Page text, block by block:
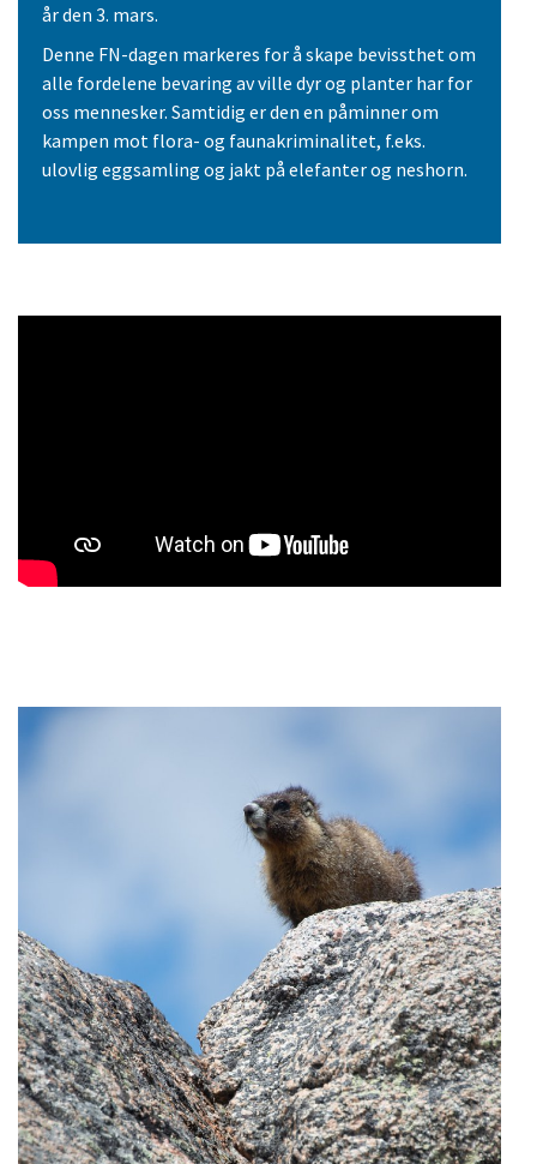
år den 3. mars.
Denne FN-dagen markeres for å skape bevissthet om
alle fordelene bevaring av ville dyr og planter har for
oss mennesker. Samtidig er den en påminner om
kampen mot flora- og faunakriminalitet, f.eks.
ulovlig eggsamling og jakt på elefanter og neshorn.